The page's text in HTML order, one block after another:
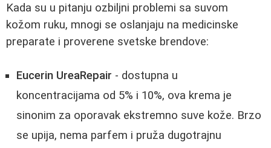
Kada su u pitanju ozbiljni problemi sa suvom
kožom ruku, mnogi se oslanjaju na medicinske
preparate i proverene svetske brendove:
Eucerin UreaRepair - dostupna u
koncentracijama od 5% i 10%, ova krema je
sinonim za oporavak ekstremno suve kože. Brzo
se upija, nema parfem i pruža dugotrajnu